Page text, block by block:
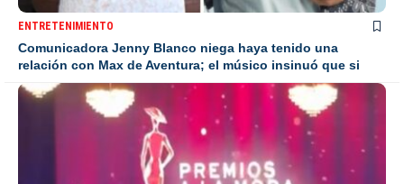
ENTRETENIMIENTO
Comunicadora Jenny Blanco niega haya tenido una
relación con Max de Aventura; el músico insinuó que si